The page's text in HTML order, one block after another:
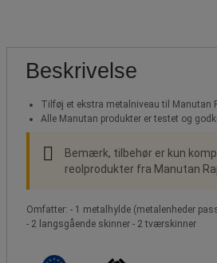
Beskrivelse
Tilføj et ekstra metalniveau til Manutan
Alle Manutan produkter er testet og
Bemærk, tilbehør er kun
reolprodukter fra Manutan
Omfatter: - 1 metalhylde (metalenheder
- 2 langsgående skinner - 2 tværskinner